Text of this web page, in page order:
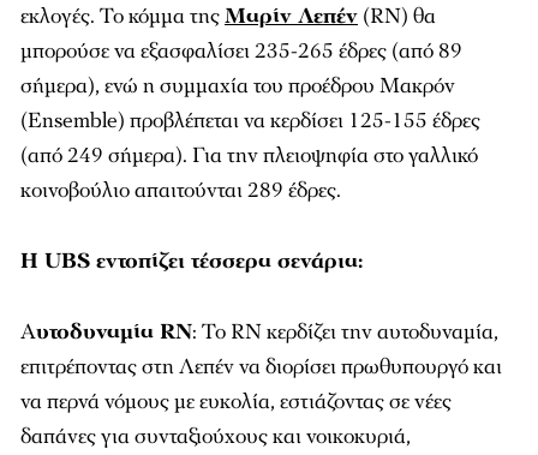
εκλογές. Το κόμμα τηςΜαρίν Λεπέν (RN) θα
μπορούσε να εξασφαλίσει 235-265 έδρες (από 89
σήμερα), ενώ η συμμαχία του προέδρου Μακρόν
(Ensemble) προβλέπεται να κερδίσει 125-155 έδρες
(από 249 σήμερα). Για την πλειοψηφία στο γαλλικό
κοινοβούλιο απαιτούνται 289 έδρες.
Η UBS εντοπίζει τέσσερα σενάρια:
Αυτοδυναμία RN: Το RN κερδίζει την αυτοδυναμία,
επιτρέποντας στη Λεπέν να διορίσει πρωθυπουργό και
να περνά νόμους με ευκολία, εστιάζοντας σε νέες
δαπάνες για συνταξιούχους και νοικοκυριά,